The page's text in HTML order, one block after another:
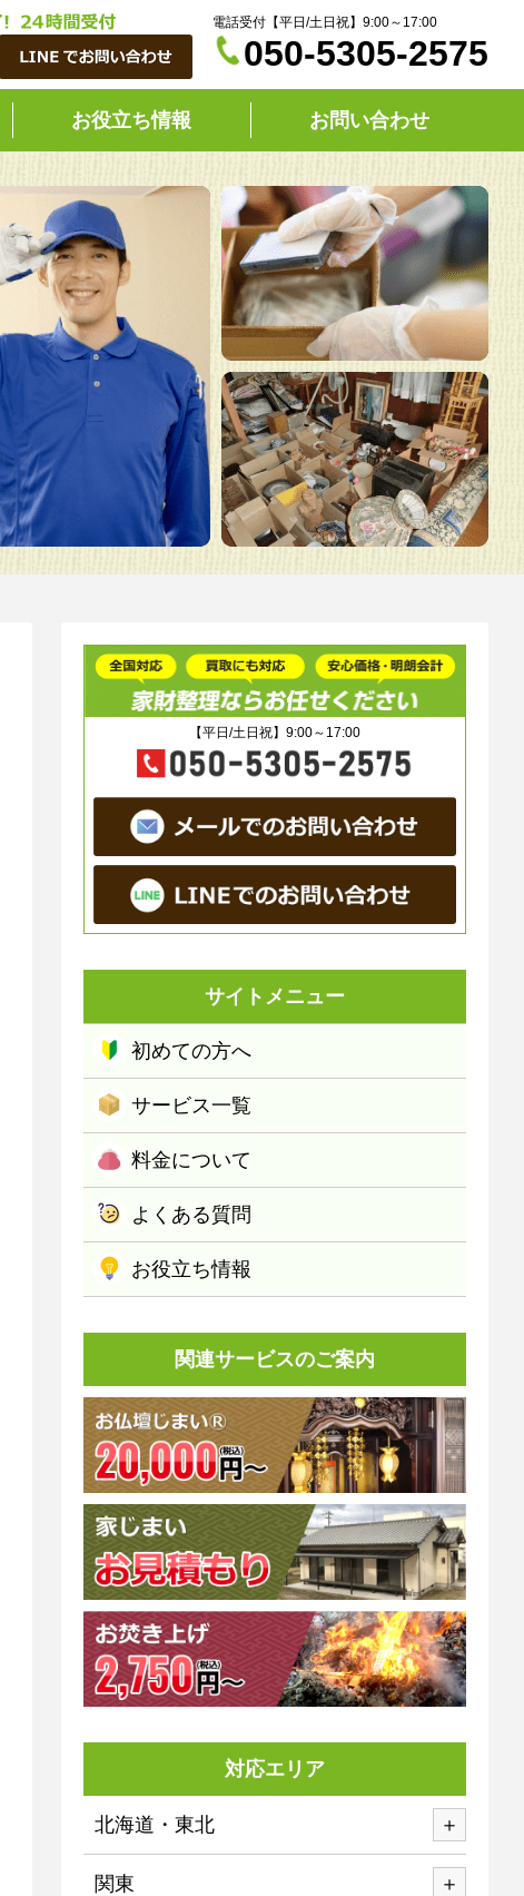
電話受付【平日/土日祝】9:00～17:00
050-5305-2575
お役立ち情報 お問い合わせ
【平日/土日祝】9:00～17:00
サイトメニュー
初めての方へ
サービス一覧
料金について
よくある質問
お役立ち情報
関連サービスのご案内
対応エリア
北海道・東北
関東